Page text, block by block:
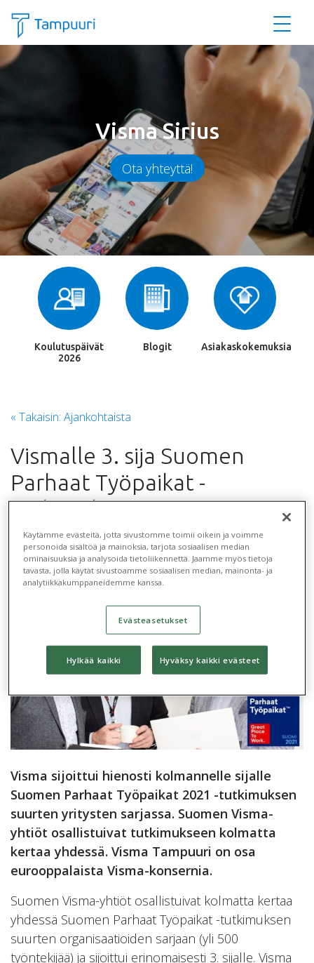
Visma Sirius
Ota yhteyttä!
Koulutuspäivät
2026
Blogit Asiakaskokemuksia
« Takaisin: Ajankohtaista
Vismalle 3. sija Suomen
Parhaat Työpaikat -
tutkimuksessa
29.4.2021
Visma sijoittui hienosti kolmannelle sijalle
Suomen Parhaat Työpaikat 2021 -tutkimuksen
suurten yritysten sarjassa. Suomen Visma-
yhtiöt osallistuivat tutkimukseen kolmatta
kertaa yhdessä. Visma Tampuuri on osa
eurooppalaista Visma-konsernia.
Suomen Visma-yhtiöt osallistuivat kolmatta kertaa
yhdessä Suomen Parhaat Työpaikat -tutkimuksen
suurten organisaatioiden sarjaan (yli 500
työntekijää) ja sijoittui erinomaisesti 3. sijalle. Visma
Käytämme evästeitä, jotta sivustomme toimii oikein ja voimme
personoida sisältöä ja mainoksia, tarjota sosiaalisen median
ominaisuuksia ja analysoida tietoliikennettä. Jaamme myös tietoja
tavasta, jolla käytät sivustoamme sosiaalisen median, mainonta- ja
analytiikkakumppaneidemme kanssa.
Evästeasetukset
Hylkää kaikki Hyväksy kaikki evästeet